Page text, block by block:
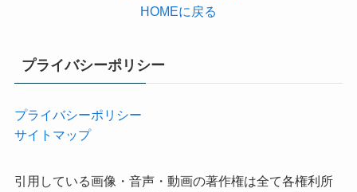
HOMEに戻る
プライバシーポリシー
プライバシーポリシー
サイトマップ
引用している画像・音声・動画の著作権は全て各権利所